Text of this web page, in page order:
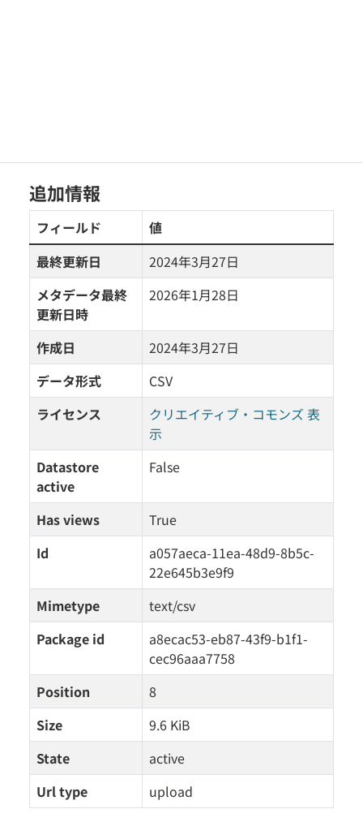
追加情報
フィールド
値
最終更新日
2024年3月27日
メタデータ最終
更新日時
2026年1月28日
作成日
2024年3月27日
データ形式
CSV
ライセンス
クリエイティブ・コモンズ 表
示
Datastore
active
False
Has views
True
Id
a057aeca-11ea-48d9-8b5c-
22e645b3e9f9
Mimetype
text/csv
Package id
a8ecac53-eb87-43f9-b1f1-
cec96aaa7758
Position
8
Size
9.6 KiB
State
active
Url type
upload